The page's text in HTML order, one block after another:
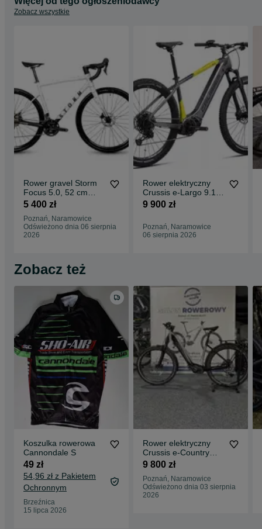
i produkowanych w fabryce zlokalizowanej pod Pragą. Marka w
pełni koncentruje się na produkcji e-rowerów i sportowych
takich jak SRAM, SHIMANO, BOSCH, ROCKSHOX, SR SUNTOUR,
MAXXIS, SCHWALBE i inne. Najnowsze technologie produkcyjne
oraz dopracowany design zapewniają klientom jeszcze wyższą
jakość.
Części i serwis dostępne na każdym etapie użytkowania.
Zobacz wszystkie
Rower gravel Storm
Focus 5.0, 52 cm
(miętowy-czarny)
Poznań
5 400 zł
Poznań, Naramowice
Odświeżono dnia 06 sierpnia
2026
Rower elektryczny
Crussis e-Largo 9.10
( 720 Wh), rama 20"
9 900 zł
Poznań, Naramowice
06 sierpnia 2026
Zobacz też
Koszulka rowerowa
Cannondale S
49 zł
54,96 zł z Pakietem
Ochronnym
Brzeźnica
15 lipca 2026
Rower elektryczny
Crussis e-Country
10.10-(720 Wh) (19)
9 800 zł
Poznań, Naramowice
Odświeżono dnia 03 sierpnia
2026